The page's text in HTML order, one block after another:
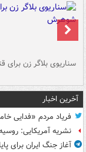
سناریوی بلاگر زن
آخرین اخبار
فریاد مردم «فدایی
نشریه آمریکایی:
آغاز جنگ ایران برای